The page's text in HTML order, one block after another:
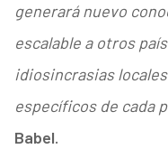
generará nuevo
escalable a otros
idiosincrasias
específicos de cada
Babel.